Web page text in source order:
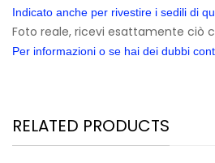
Indicato anche per rivestire i sedili di
Foto reale, ricevi esattamente ciò
Per informazioni o se hai dei dubbi
RELATED PRODUCTS